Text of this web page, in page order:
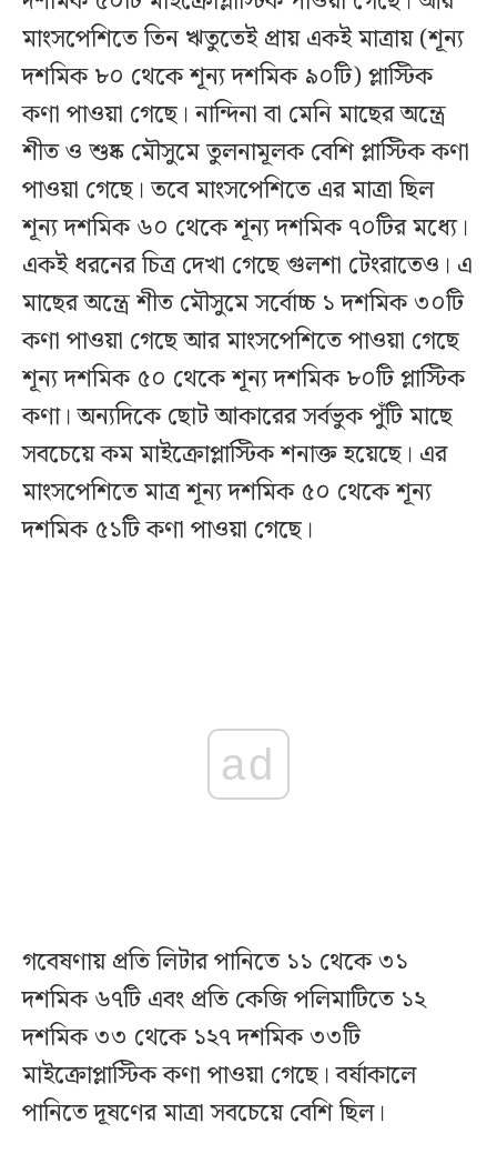
মাংসপেশিতে তিন ঋতুতেই প্রায় একই মাত্রায় (শূন্য
দশমিক ৮০ থেকে শূন্য দশমিক ৯০টি) প্লাস্টিক
কণা পাওয়া গেছে। নান্দিনা বা মেনি মাছের অন্ত্রে
শীত ও শুষ্ক মৌসুমে তুলনামূলক বেশি প্লাস্টিক কণা
পাওয়া গেছে। তবে মাংসপেশিতে এর মাত্রা ছিল
শূন্য দশমিক ৬০ থেকে শূন্য দশমিক ৭০টির মধ্যে।
একই ধরনের চিত্র দেখা গেছে গুলশা টেংরাতেও। এ
মাছের অন্ত্রে শীত মৌসুমে সর্বোচ্চ ১ দশমিক ৩০টি
কণা পাওয়া গেছে আর মাংসপেশিতে পাওয়া গেছে
শূন্য দশমিক ৫০ থেকে শূন্য দশমিক ৮০টি প্লাস্টিক
কণা। অন্যদিকে ছোট আকারের সর্বভুক পুঁটি মাছে
সবচেয়ে কম মাইক্রোপ্লাস্টিক শনাক্ত হয়েছে। এর
মাংসপেশিতে মাত্র শূন্য দশমিক ৫০ থেকে শূন্য
দশমিক ৫১টি কণা পাওয়া গেছে।
ad
গবেষণায় প্রতি লিটার পানিতে ১১ থেকে ৩১
দশমিক ৬৭টি এবং প্রতি কেজি পলিমাটিতে ১২
দশমিক ৩৩ থেকে ১২৭ দশমিক ৩৩টি
মাইক্রোপ্লাস্টিক কণা পাওয়া গেছে। বর্ষাকালে
পানিতে দূষণের মাত্রা সবচেয়ে বেশি ছিল।